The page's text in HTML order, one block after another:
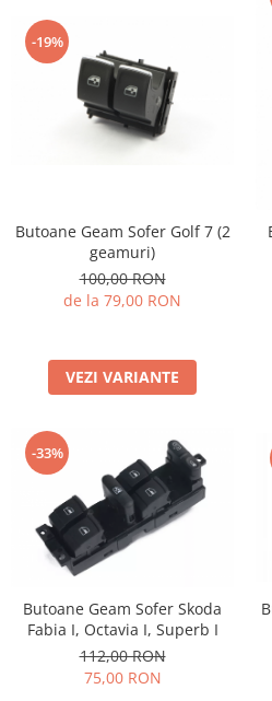
-19%
Butoane Geam Sofer Golf 7 (2
geamuri)
100,00 RON
de la 79,00 RON
VEZI VARIANTE
-33%
Butoane Geam Sofer Skoda
Fabia I, Octavia I, Superb I
112,00 RON
75,00 RON